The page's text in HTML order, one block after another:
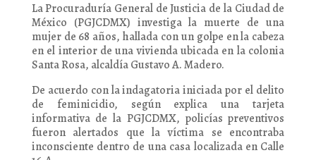
La Procuraduría General de Justicia de la Ciudad de
México (PGJCDMX) investiga la muerte de una
mujer de 68 años, hallada con un golpe en la cabeza
en el interior de una vivienda ubicada en la colonia
Santa Rosa, alcaldía Gustavo A. Madero.
De acuerdo con la indagatoria iniciada por el delito
de feminicidio, según explica una tarjeta
informativa de la PGJCDMX, policías preventivos
fueron alertados que la víctima se encontraba
inconsciente dentro de una casa localizada en Calle